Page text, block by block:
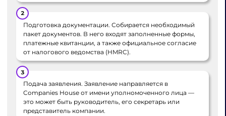
Подготовка документации. Собирается необходимый
пакет документов. В него входят заполненные формы,
платежные квитанции, а также официальное согласие
от налогового ведомства (HMRC).
Подача заявления. Заявление направляется в
Companies House от имени уполномоченного лица —
это может быть руководитель, его секретарь или
представитель компании.